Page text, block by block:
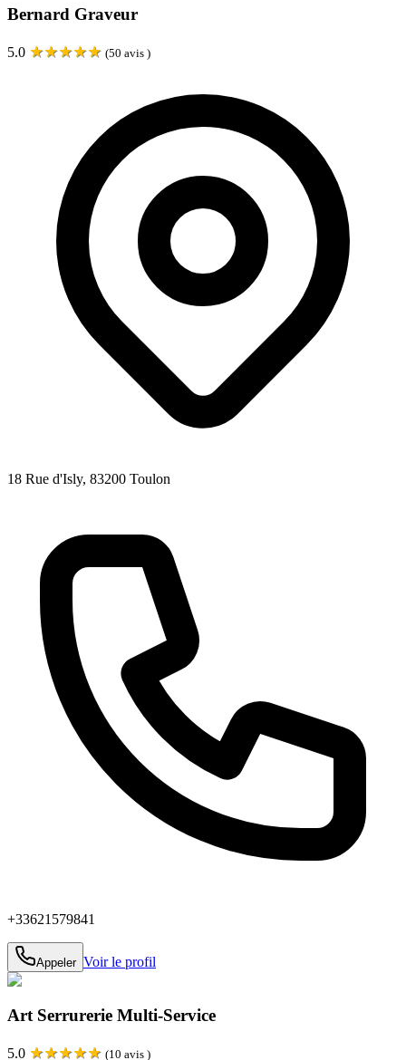
Bernard Graveur
5.0 ★★★★★ (50 avis )
18 Rue d'Isly, 83200 Toulon
+33621579841
Appeler Voir le profil
Art Serrurerie Multi-Service
5.0 ★★★★★ (10 avis )